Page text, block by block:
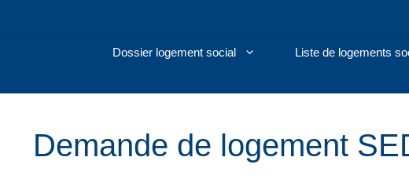
Dossier logement social Liste de logements
Demande de logement